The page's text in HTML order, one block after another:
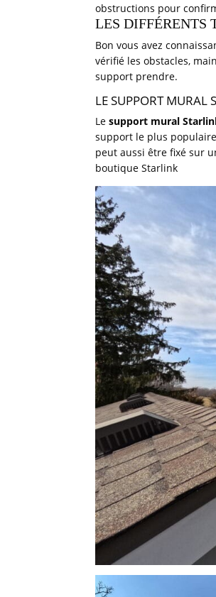
obstructions pour
LES DIFFÉRENTS
Bon vous avez
vérifié les obstacles,
support prendre.
LE SUPPORT MURAL
Lesupport mural
support le plus
peut aussi être fixé sur
boutique Starlink